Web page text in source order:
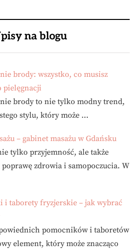
na blogu
brody: wszystko, co musisz
pielęgnacji
brody to nie tylko modny trend,
stylu, który może …
– gabinet masażu w Gdańsku
tylko przyjemność, ale także
poprawę zdrowia i samopoczucia. W
i taborety fryzjerskie – jak wybrać
pomocników i taboretów
element, który może znacząco